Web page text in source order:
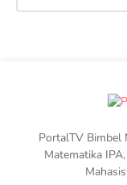
PortalTV Bimbel
Matematika